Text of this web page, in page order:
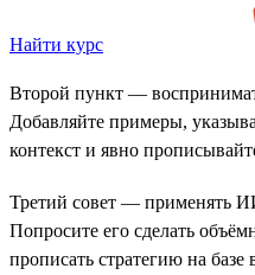
Найти курс
Второй пункт —
Добавляйте примеры,
контекст и явно
Третий совет — применять
Попросите его сделать
прописать стратегию на